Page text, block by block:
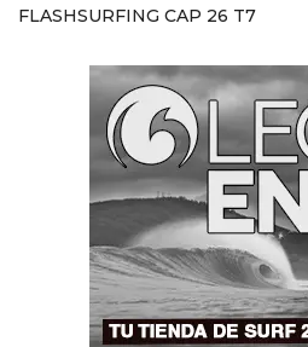
FLASHSURFING CAP 26 T7